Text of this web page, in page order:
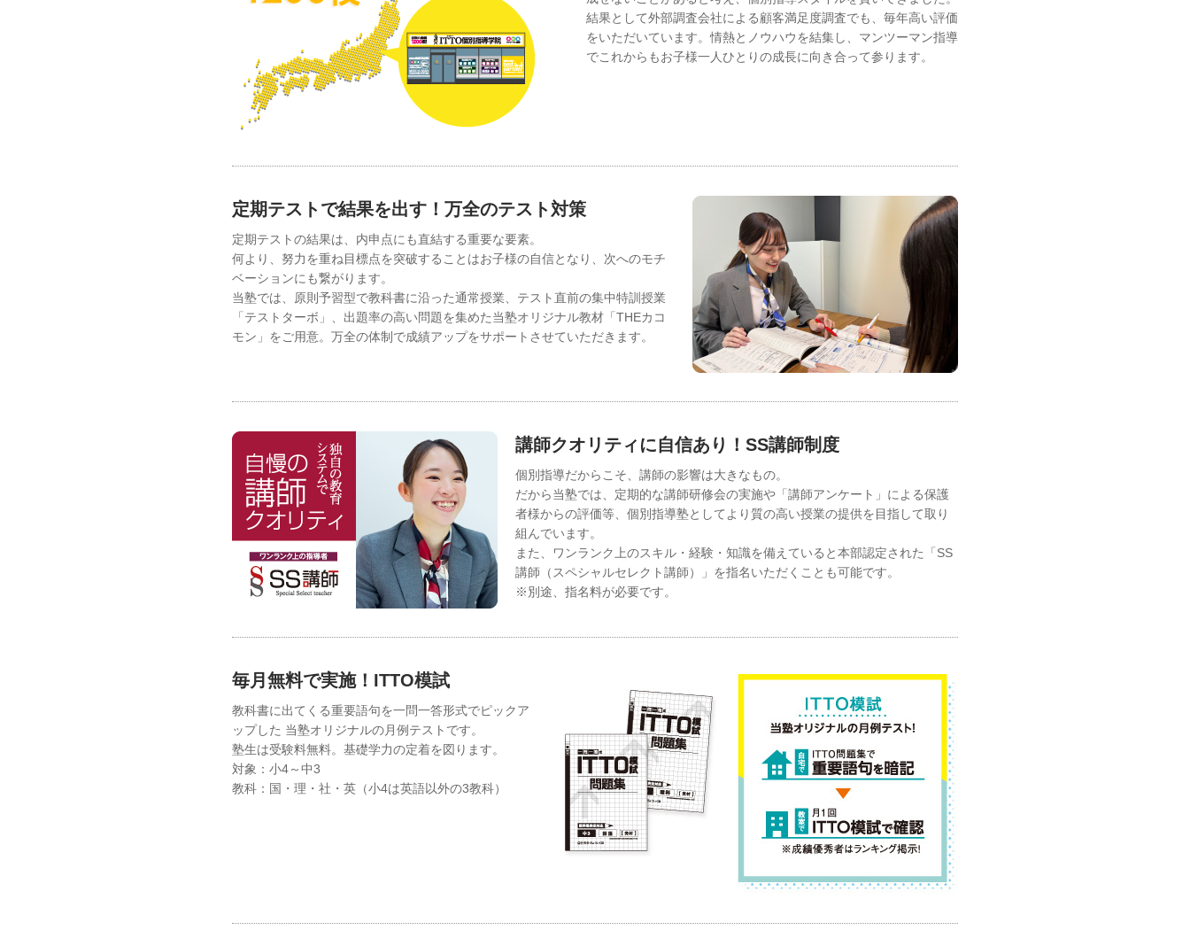
結果として外部調査会社による顧客満足度調査でも、毎年高い評価
をいただいています。情熱とノウハウを結集し、マンツーマン指導
でこれからもお子様一人ひとりの成長に向き合って参ります。
定期テストで結果を出す！万全のテスト対策
定期テストの結果は、内申点にも直結する重要な要素。
何より、努力を重ね目標点を突破することはお子様の自信となり、次へのモチ
ベーションにも繋がります。
当塾では、原則予習型で教科書に沿った通常授業、テスト直前の集中特訓授業
「テストターボ」、出題率の高い問題を集めた当塾オリジナル教材「THEカコ
モン」をご用意。万全の体制で成績アップをサポートさせていただきます。
講師クオリティに自信あり！SS講師制度
個別指導だからこそ、講師の影響は大きなもの。
だから当塾では、定期的な講師研修会の実施や「講師アンケート」による保護
者様からの評価等、個別指導塾としてより質の高い授業の提供を目指して取り
組んでいます。
また、ワンランク上のスキル・経験・知識を備えていると本部認定された「SS
講師（スペシャルセレクト講師）」を指名いただくことも可能です。
※別途、指名料が必要です。
毎月無料で実施！ITTO模試
教科書に出てくる重要語句を一問一答形式でピックア
ップした 当塾オリジナルの月例テストです。
塾生は受験料無料。基礎学力の定着を図ります。
対象：小4～中3
教科：国・理・社・英（小4は英語以外の3教科）